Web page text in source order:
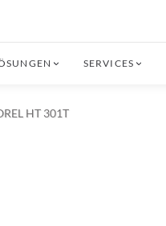
SERVICES
HT 301T